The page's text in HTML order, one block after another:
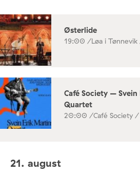
Østerlide
19:00 /Løa i
Café Society –
Quartet
20:00 /Café Society
21. august